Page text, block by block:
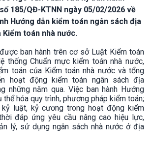
185/QĐ-KTNN ngày 05/02/2026 về
Hướng dẫn kiểm toán ngân sách địa
Kiểm toán nhà nước.
ban hành trên cơ sở Luật Kiểm toán
thống Chuẩn mực kiểm toán nhà nước,
toán của Kiểm toán nhà nước và tổng
hoạt động kiểm toán ngân sách địa
những năm qua. Việc ban hành Hướng
thể hóa quy trình, phương pháp kiểm toán;
luật, kỷ cương trong hoạt động kiểm
đáp ứng yêu cầu nâng cao hiệu lực,
lý, sử dụng ngân sách nhà nước ở địa